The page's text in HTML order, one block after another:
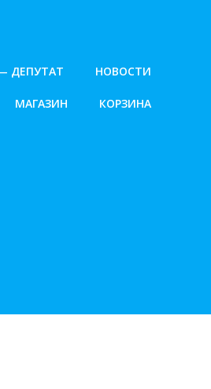
ДЕПУТАТ НОВОСТИ
МАГАЗИН КОРЗИНА